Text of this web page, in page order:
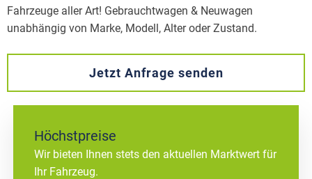
Höchstpreise
Wir bieten Ihnen stets den aktuellen Marktwert für
Ihr Fahrzeug.
Fahrzeuge aller Art! Gebrauchtwagen & Neuwagen
unabhängig von Marke, Modell, Alter oder Zustand.
Jetzt Anfrage senden